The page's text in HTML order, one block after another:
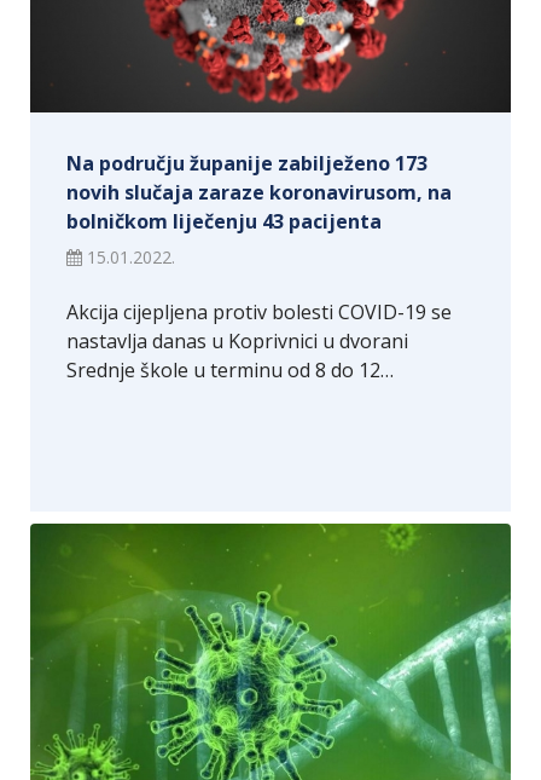
Na području županije zabilježeno 173
novih slučaja zaraze koronavirusom, na
bolničkom liječenju 43 pacijenta
15.01.2022.
Akcija cijepljena protiv bolesti COVID-19 se
nastavlja danas u Koprivnici u dvorani
Srednje škole u terminu od 8 do 12…